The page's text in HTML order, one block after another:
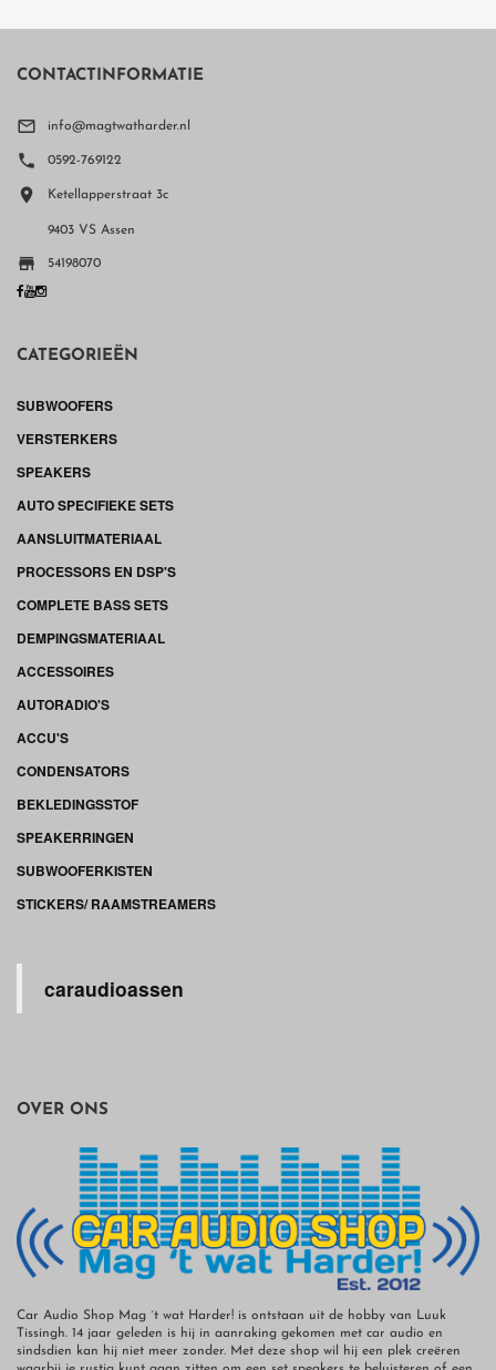
CONTACTINFORMATIE
 info@magtwatharder.nl
 0592-769122
 Ketellapperstraat 3c
9403 VS Assen
 54198070
CATEGORIEËN
SUBWOOFERS
VERSTERKERS
SPEAKERS
AUTO SPECIFIEKE SETS
AANSLUITMATERIAAL
PROCESSORS EN DSP'S
COMPLETE BASS SETS
DEMPINGSMATERIAAL
ACCESSOIRES
AUTORADIO'S
ACCU'S
CONDENSATORS
BEKLEDINGSSTOF
SPEAKERRINGEN
SUBWOOFERKISTEN
STICKERS/ RAAMSTREAMERS
caraudioassen
OVER ONS
Car Audio Shop Mag ´t wat Harder! is ontstaan uit de hobby van Luuk
Tissingh. 14 jaar geleden is hij in aanraking gekomen met car audio en
sindsdien kan hij niet meer zonder. Met deze shop wil hij een plek creëren